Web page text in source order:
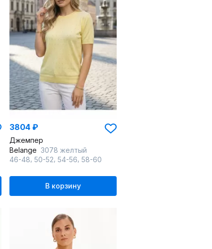
3804 ₽
Джемпер
Belange 3078 желтый
46-48 50-52 54-56 58-60
В корзину